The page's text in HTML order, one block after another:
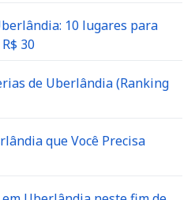
10 lugares para
30
de Uberlândia (Ranking
que Você Precisa
Uberlândia neste fim de